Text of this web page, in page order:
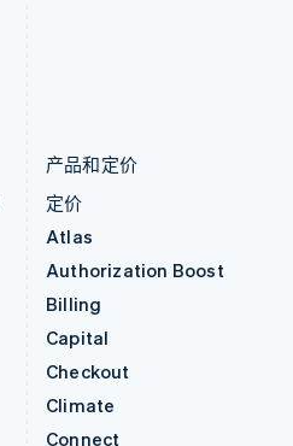
产品和定价
定价
Atlas
Authorization Boost
Billing
Capital
Checkout
Climate
Connect